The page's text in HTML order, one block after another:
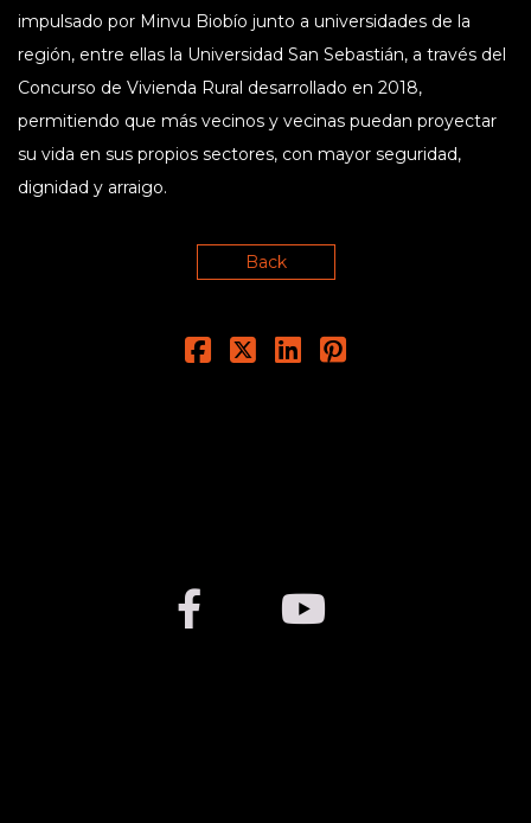
impulsado por Minvu Biobío junto a universidades de la
región, entre ellas la Universidad San Sebastián, a través del
Concurso de Vivienda Rural desarrollado en 2018,
permitiendo que más vecinos y vecinas puedan proyectar
su vida en sus propios sectores, con mayor seguridad,
dignidad y arraigo.
Back